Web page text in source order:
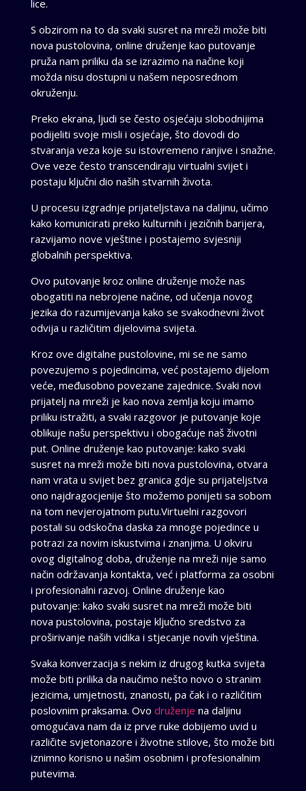
lice.
S obzirom na to da svaki susret na mreži može biti
nova pustolovina, online druženje kao putovanje
pruža nam priliku da se izrazimo na načine koji
možda nisu dostupni u našem neposrednom
okruženju.
Preko ekrana, ljudi se često osjećaju slobodnijima
podijeliti svoje misli i osjećaje, što dovodi do
stvaranja veza koje su istovremeno ranjive i snažne.
Ove veze često transcendiraju virtualni svijet i
postaju ključni dio naših stvarnih života.
U procesu izgradnje prijateljstava na daljinu, učimo
kako komunicirati preko kulturnih i jezičnih barijera,
razvijamo nove vještine i postajemo svjesniji
globalnih perspektiva.
Ovo putovanje kroz online druženje može nas
obogatiti na nebrojene načine, od učenja novog
jezika do razumijevanja kako se svakodnevni život
odvija u različitim dijelovima svijeta.
Kroz ove digitalne pustolovine, mi se ne samo
povezujemo s pojedincima, već postajemo dijelom
veće, međusobno povezane zajednice. Svaki novi
prijatelj na mreži je kao nova zemlja koju imamo
priliku istražiti, a svaki razgovor je putovanje koje
oblikuje našu perspektivu i obogaćuje naš životni
put. Online druženje kao putovanje: kako svaki
susret na mreži može biti nova pustolovina, otvara
nam vrata u svijet bez granica gdje su prijateljstva
ono najdragocjenije što možemo ponijeti sa sobom
na tom nevjerojatnom putu.Virtuelni razgovori
postali su odskočna daska za mnoge pojedince u
potrazi za novim iskustvima i znanjima. U okviru
ovog digitalnog doba, druženje na mreži nije samo
način održavanja kontakta, već i platforma za osobni
i profesionalni razvoj. Online druženje kao
putovanje: kako svaki susret na mreži može biti
nova pustolovina, postaje ključno sredstvo za
proširivanje naših vidika i stjecanje novih vještina.
Svaka konverzacija s nekim iz drugog kutka svijeta
može biti prilika da naučimo nešto novo o stranim
jezicima, umjetnosti, znanosti, pa čak i o različitim
poslovnim praksama. Ovo druženje na daljinu
omogućava nam da iz prve ruke dobijemo uvid u
različite svjetonazore i životne stilove, što može biti
iznimno korisno u našim osobnim i profesionalnim
putevima.